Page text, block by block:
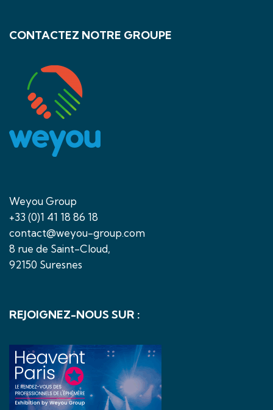
CONTACTEZ NOTRE GROUPE
Weyou Group
+33 (0)1 41 18 86 18
contact@weyou-group.com
8 rue de Saint-Cloud,
92150 Suresnes
REJOIGNEZ-NOUS SUR :